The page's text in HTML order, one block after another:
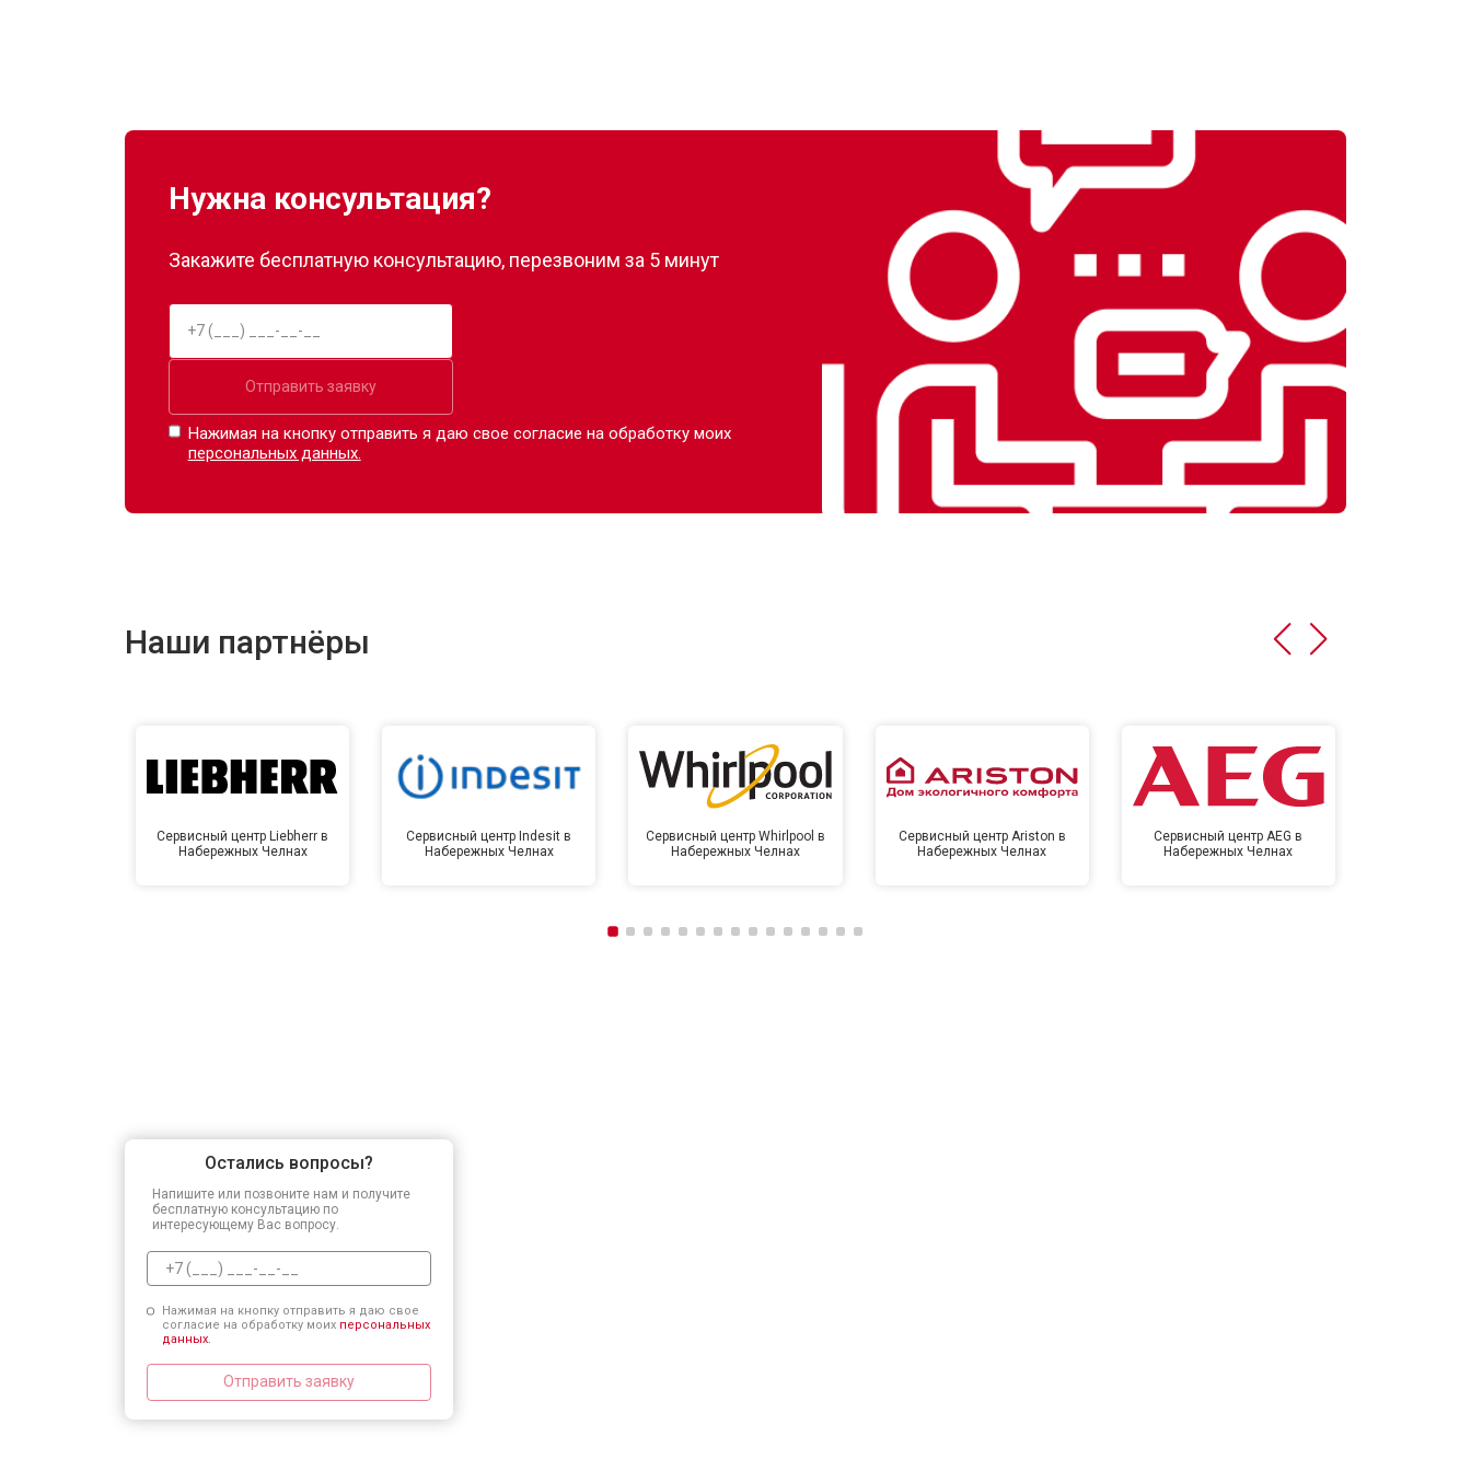
Нужна консультация?
Закажите бесплатную консультацию, перезвоним за 5 минут
Отправить заявку
Нажимая на кнопку отправить я даю свое согласие на обработку моих
персональных данных.
Наши партнёры
Сервисный центр Liebherr в
Набережных Челнах
Сервисный центр Indesit в
Набережных Челнах
Сервисный центр Whirlpool в
Набережных Челнах
Сервисный центр Ariston в
Набережных Челнах
Сервисный центр AEG в
Набережных Челнах
Остались вопросы?
Напишите или позвоните нам и получите
бесплатную консультацию по
интересующему Вас вопросу.
Нажимая на кнопку отправить я даю свое
согласие на обработку моих персональных
данных.
Отправить заявку